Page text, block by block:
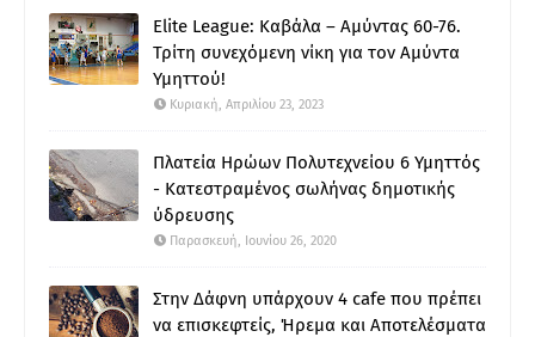
Elite League: Καβάλα – Αμύντας 60-76.
Τρίτη συνεχόμενη νίκη για τον Αμύντα
Υμηττού!
Κυριακή, Απριλίου 23, 2023
Πλατεία Ηρώων Πολυτεχνείου 6 Υμηττός
- Κατεστραμένος σωλήνας δημοτικής
ύδρευσης
Παρασκευή, Ιουνίου 26, 2020
Στην Δάφνη υπάρχουν 4 cafe που πρέπει
να επισκεφτείς, Ήρεμα και Αποτελέσματα